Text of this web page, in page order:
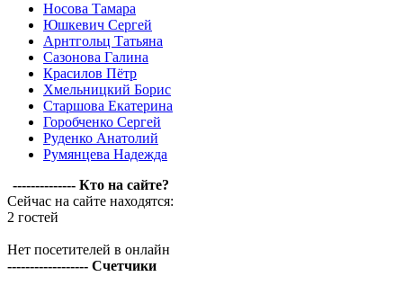
Носова Тамара
Юшкевич Сергей
Арнтгольц Татьяна
Сазонова Галина
Красилов Пётр
Хмельницкий Борис
Старшова Екатерина
Горобченко Сергей
Руденко Анатолий
Румянцева Надежда
-------------- Кто на сайте?
Сейчас на сайте находятся:
2 гостей
Нет посетителей в онлайн
------------------ Счетчики